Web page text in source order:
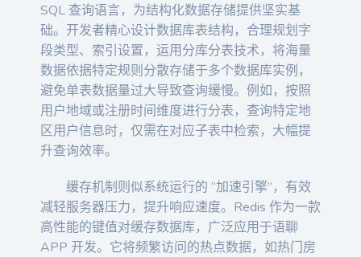
SQL 查询语言，为结构化数据存储提供坚实基
础。开发者精心设计数据库表结构，合理规划字
段类型、索引设置，运用分库分表技术，将海量
数据依据特定规则分散存储于多个数据库实例，
避免单表数据量过大导致查询缓慢。例如，按照
用户地域或注册时间维度进行分表，查询特定地
区用户信息时，仅需在对应子表中检索，大幅提
升查询效率。
缓存机制则似系统运行的 “加速引擎”，有效
减轻服务器压力，提升响应速度。Redis 作为一款
高性能的键值对缓存数据库，广泛应用于语聊
APP 开发。它将频繁访问的热点数据，如热门房